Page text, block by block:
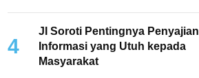
4
JI Soroti Pentingnya Penyajian
Informasi yang Utuh kepada
Masyarakat